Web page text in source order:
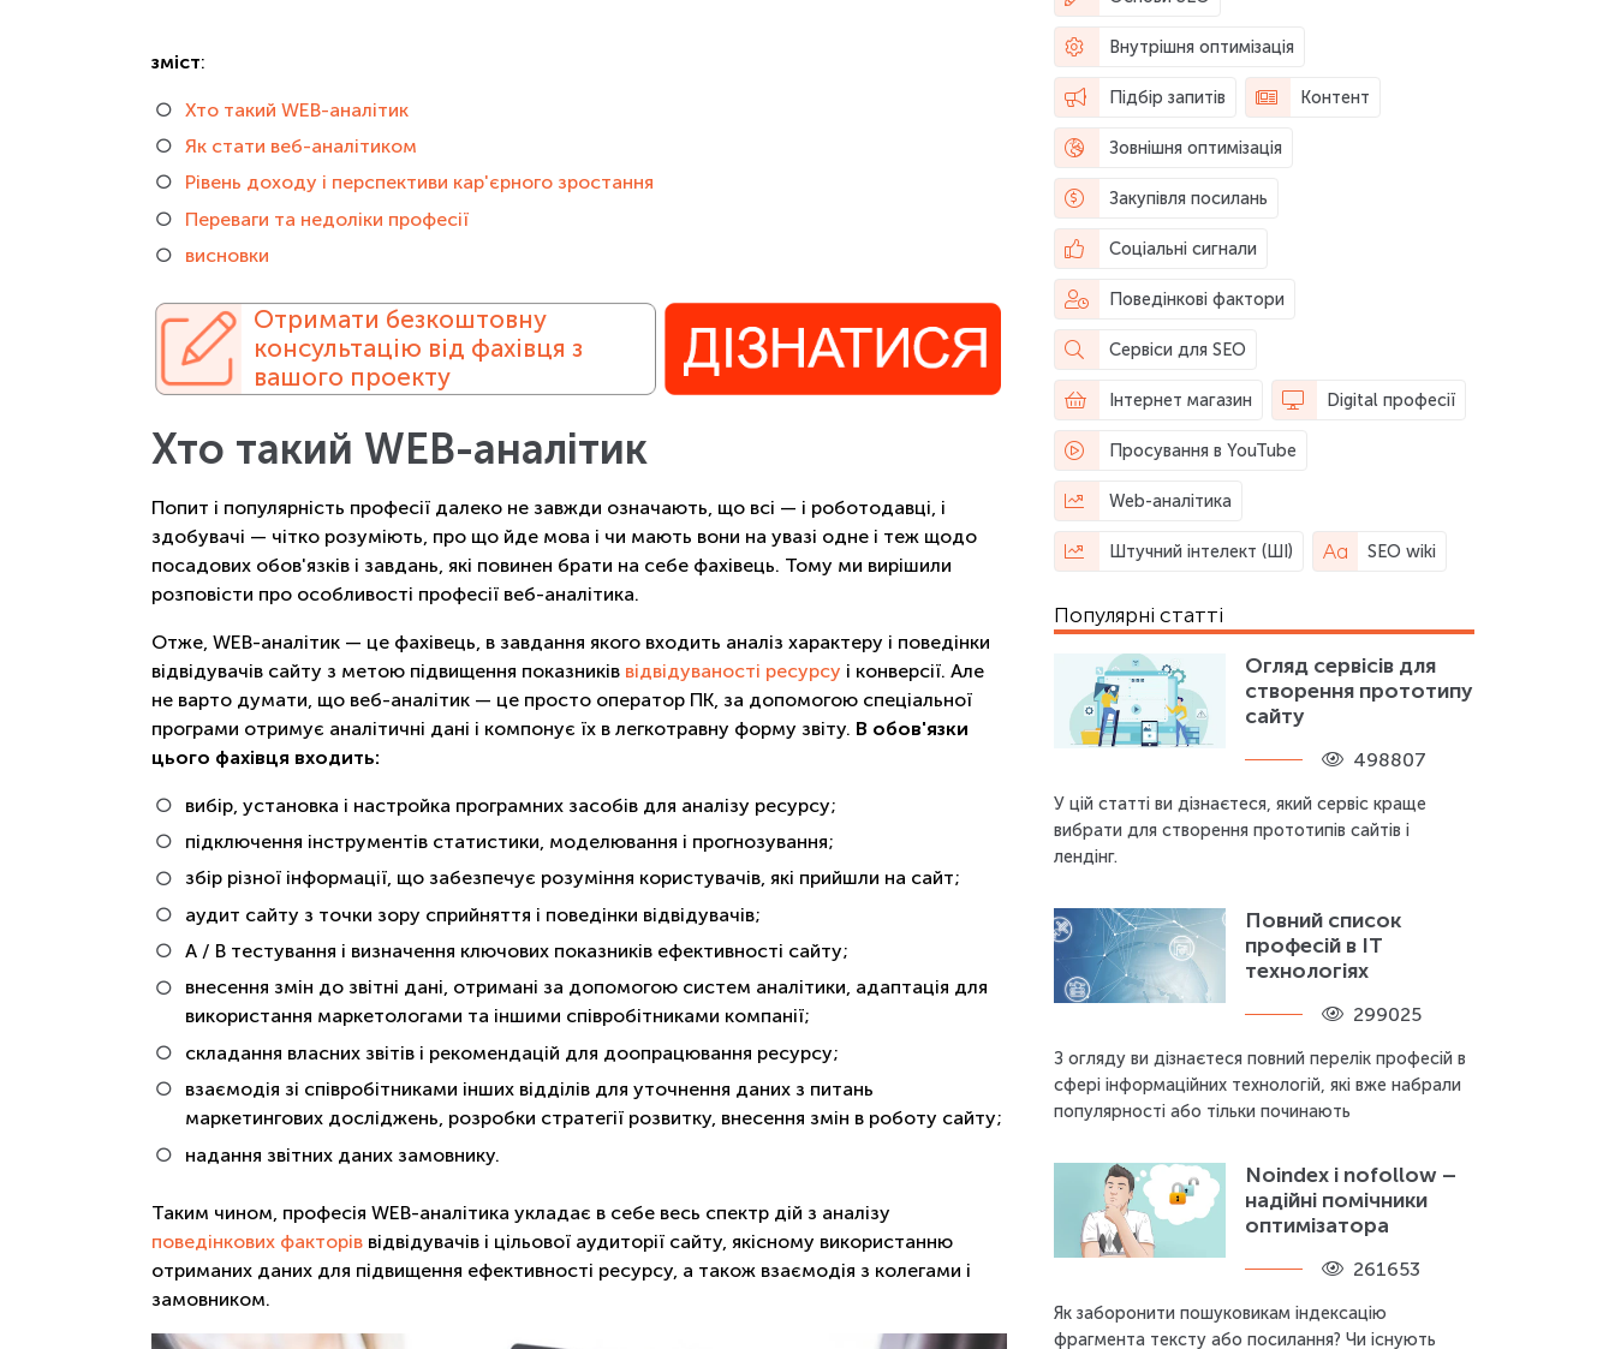
зміст:
Хто такий WEB-аналітик
Як стати веб-аналітиком
Рівень доходу і перспективи кар'єрного зростання
Переваги та недоліки професії
висновки
Отримати безкоштовну
консультацію від фахівця з
вашого проекту
Хто такий WEB-аналітик
Попит і популярність професії далеко не завжди означають, що всі — і роботодавці, і
здобувачі — чітко розуміють, про що йде мова і чи мають вони на увазі одне і теж щодо
посадових обов'язків і завдань, які повинен брати на себе фахівець. Тому ми вирішили
розповісти про особливості професії веб-аналітика.
Отже, WEB-аналітик — це фахівець, в завдання якого входить аналіз характеру і поведінки
відвідувачів сайту з метою підвищення показників відвідуваності ресурсу і конверсії. Але
не варто думати, що веб-аналітик — це просто оператор ПК, за допомогою спеціальної
програми отримує аналітичні дані і компонує їх в легкотравну форму звіту. В обов'язки
цього фахівця входить:
вибір, установка і настройка програмних засобів для аналізу ресурсу;
підключення інструментів статистики, моделювання і прогнозування;
збір різної інформації, що забезпечує розуміння користувачів, які прийшли на сайт;
аудит сайту з точки зору сприйняття і поведінки відвідувачів;
А / В тестування і визначення ключових показників ефективності сайту;
внесення змін до звітні дані, отримані за допомогою систем аналітики, адаптація для
використання маркетологами та іншими співробітниками компанії;
складання власних звітів і рекомендацій для доопрацювання ресурсу;
взаємодія зі співробітниками інших відділів для уточнення даних з питань
маркетингових досліджень, розробки стратегії розвитку, внесення змін в роботу сайту;
надання звітних даних замовнику.
Таким чином, професія WEB-аналітика укладає в себе весь спектр дій з аналізу
поведінкових факторів відвідувачів і цільової аудиторії сайту, якісному використанню
отриманих даних для підвищення ефективності ресурсу, а також взаємодія з колегами і
замовником.
Внутрішня оптимізація
Підбір запитів Контент
Зовнішня оптимізація
Закупівля посилань
Соціальні сигнали
Поведінкові фактори
Сервіси для SEO
Інтернет магазин Digital професії
Просування в YouTube
Web-аналітика
Штучний інтелект (ШІ) SEO wiki
Популярні статті
Огляд сервісів для
створення прототипу
сайту
498807
У цій статті ви дізнаєтеся, який сервіс краще
вибрати для створення прототипів сайтів і
лендінг.
Повний список
професій в IT
технологіях
299025
З огляду ви дізнаєтеся повний перелік професій в
сфері інформаційних технологій, які вже набрали
популярності або тільки починають
Noindex і nofollow –
надійні помічники
оптимізатора
261653
Як заборонити пошуковикам індексацію
фрагмента тексту або посилання? Чи існують